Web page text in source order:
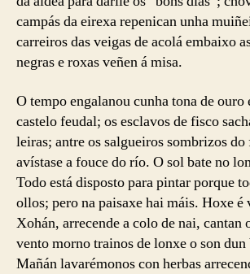
campás da eirexa repenican unha
carreiros das veigas de acolá embaixo
negras e roxas veñen á misa.
O tempo engalanou cunha tona de
castelo feudal; os esclavos de fisco
leiras; antre os salgueiros sombrizos
avístase a fouce do río. O sol bate no
Todo está disposto para pintar porque
ollos; pero na paisaxe hai máis. Hoxe é
Xohán, arrecende a colo de nai, cantan
vento morno trainos de lonxe o son
Mañán lavarémonos con herbas